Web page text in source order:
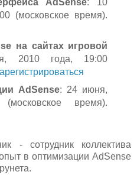
AdSense: 10
(московское время).
на сайтах игровой
2010 года, 19:00
AdSense: 24 июня,
время).
- сотрудник коллектива
в оптимизации AdSense